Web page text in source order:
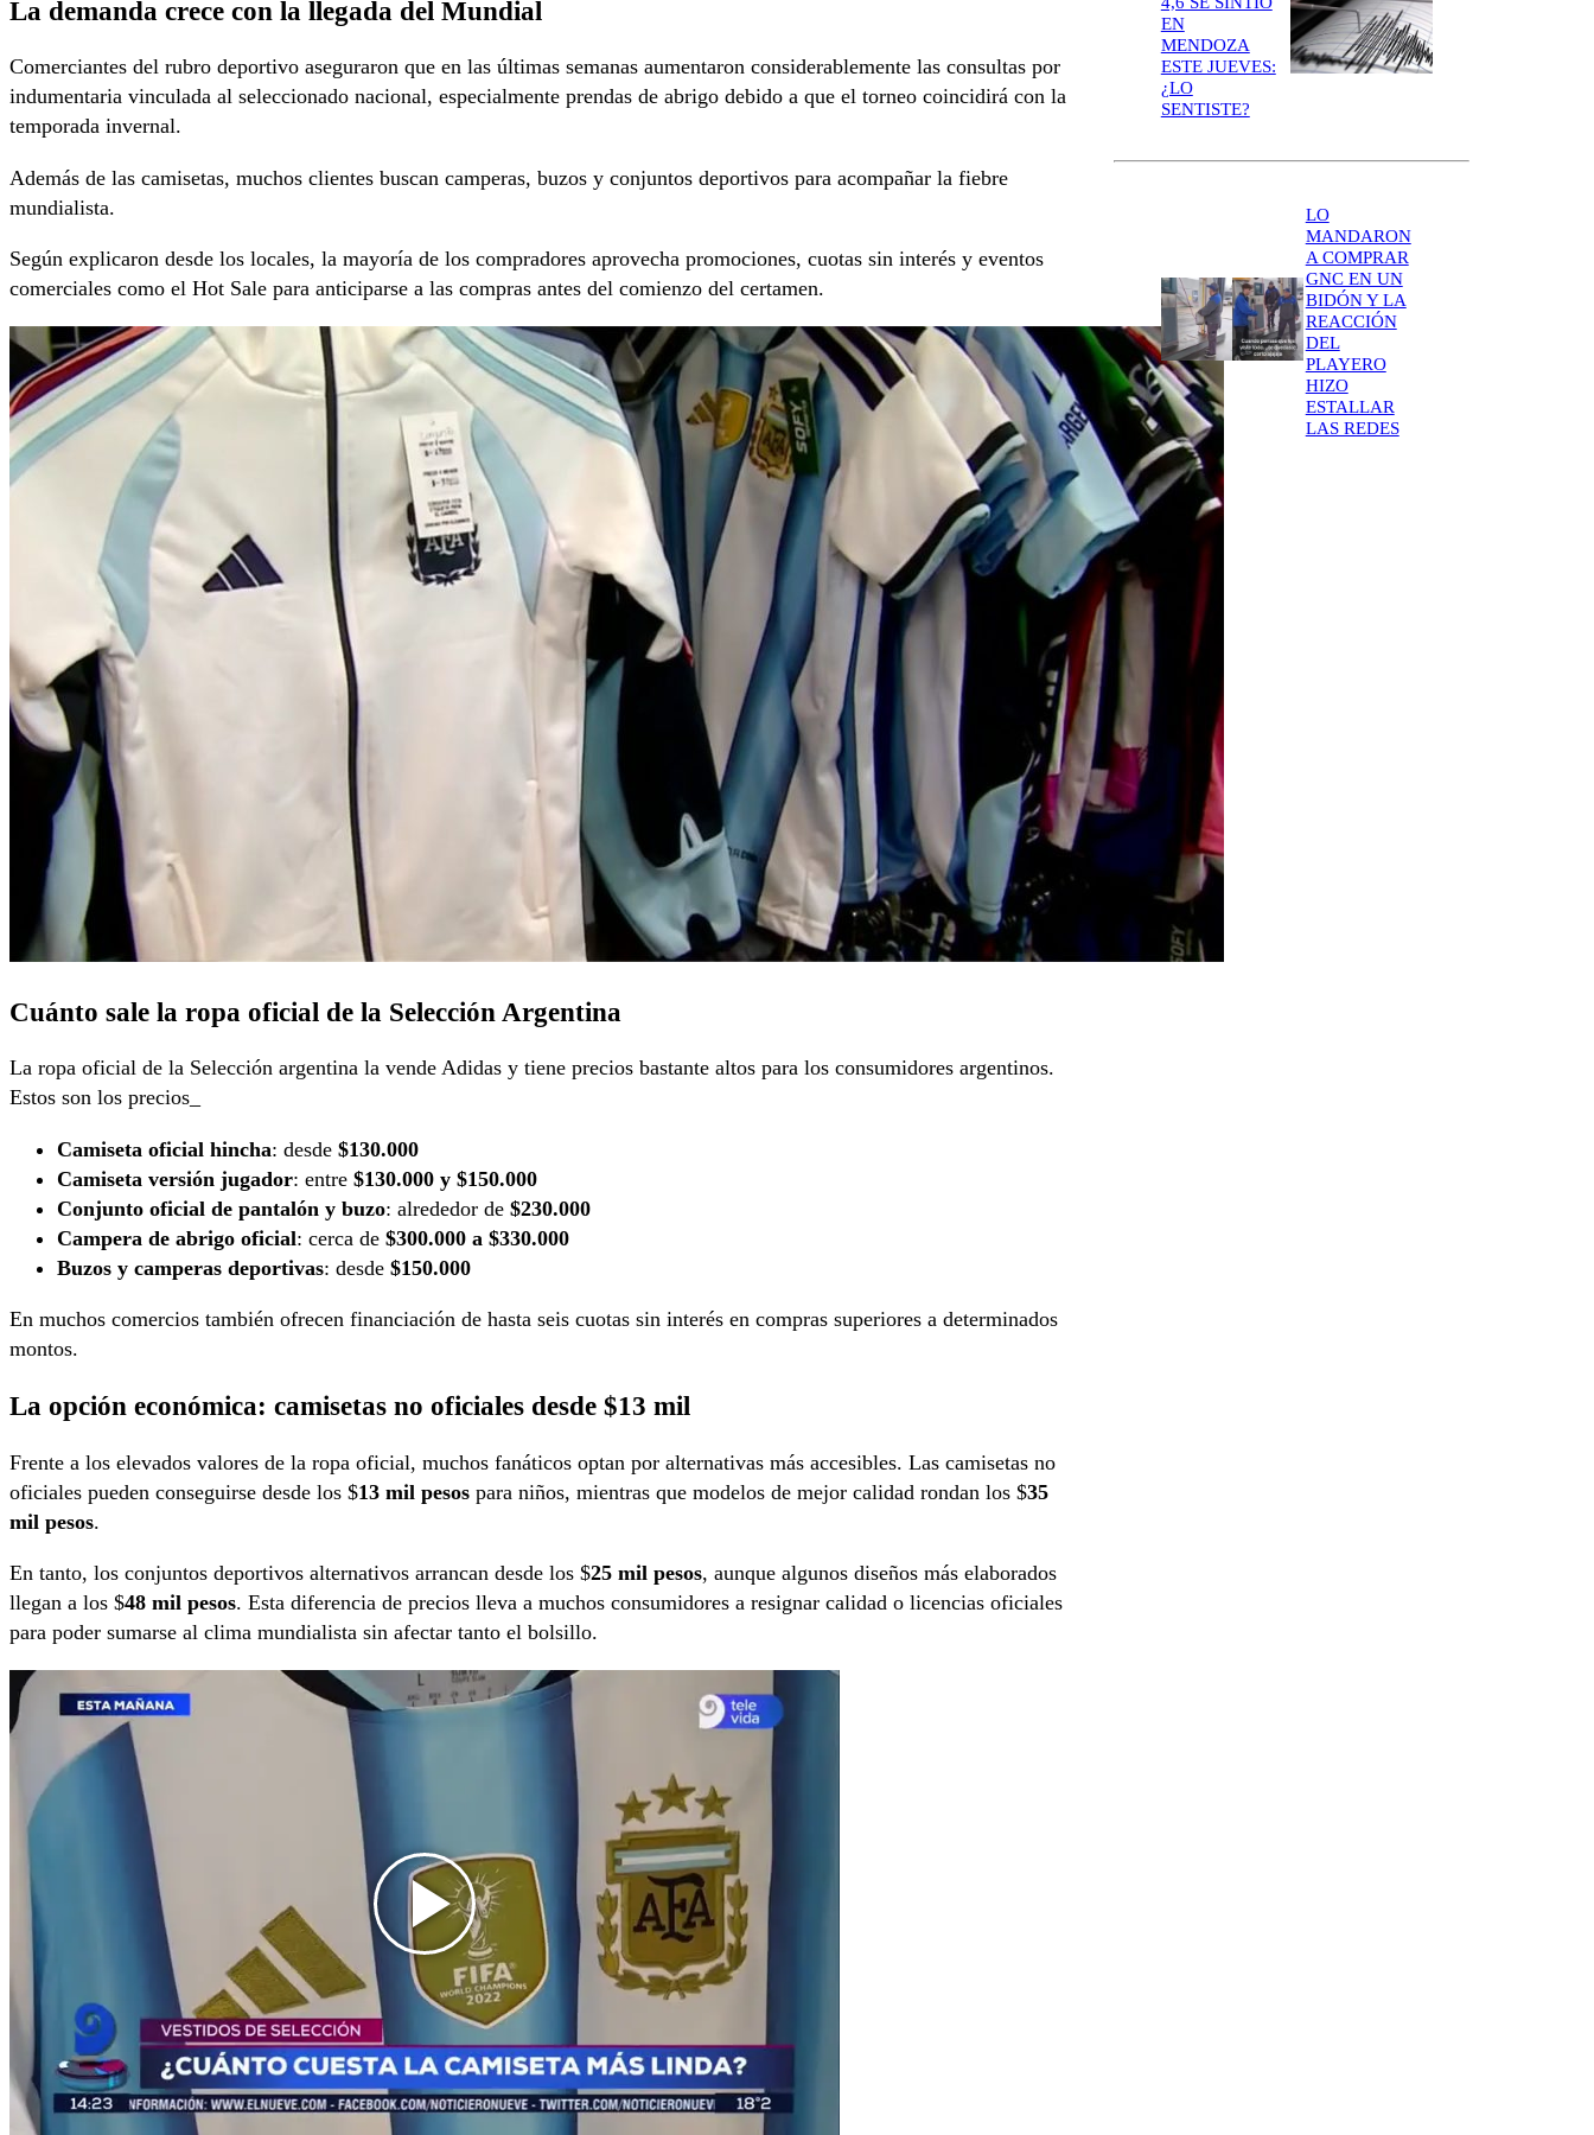
La demanda crece con la llegada del Mundial
Comerciantes del rubro deportivo aseguraron que en las últimas semanas aumentaron considerablemente las consultas por
indumentaria vinculada al seleccionado nacional, especialmente prendas de abrigo debido a que el torneo coincidirá con la
temporada invernal.
Además de las camisetas, muchos clientes buscan camperas, buzos y conjuntos deportivos para acompañar la fiebre
mundialista.
Según explicaron desde los locales, la mayoría de los compradores aprovecha promociones, cuotas sin interés y eventos
comerciales como el Hot Sale para anticiparse a las compras antes del comienzo del certamen.
Cuánto sale la ropa oficial de la Selección Argentina
La ropa oficial de la Selección argentina la vende Adidas y tiene precios bastante altos para los consumidores argentinos.
Estos son los precios_
Camiseta oficial hincha: desde $130.000
Camiseta versión jugador: entre $130.000 y $150.000
Conjunto oficial de pantalón y buzo: alrededor de $230.000
Campera de abrigo oficial: cerca de $300.000 a $330.000
Buzos y camperas deportivas: desde $150.000
En muchos comercios también ofrecen financiación de hasta seis cuotas sin interés en compras superiores a determinados
montos.
La opción económica: camisetas no oficiales desde $13 mil
Frente a los elevados valores de la ropa oficial, muchos fanáticos optan por alternativas más accesibles. Las camisetas no
oficiales pueden conseguirse desde los $13 mil pesos para niños, mientras que modelos de mejor calidad rondan los $35
mil pesos.
En tanto, los conjuntos deportivos alternativos arrancan desde los $25 mil pesos, aunque algunos diseños más elaborados
llegan a los $48 mil pesos. Esta diferencia de precios lleva a muchos consumidores a resignar calidad o licencias oficiales
para poder sumarse al clima mundialista sin afectar tanto el bolsillo.
EN
MENDOZA
ESTE JUEVES:
¿LO
SENTISTE?
LO
MANDARON
A COMPRAR
GNC EN UN
BIDÓN Y LA
REACCIÓN
DEL
PLAYERO
HIZO
ESTALLAR
LAS REDES